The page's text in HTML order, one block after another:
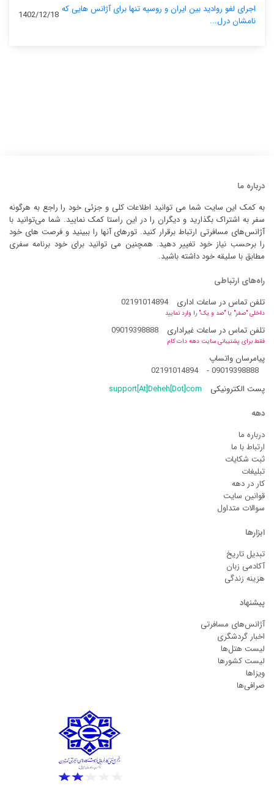
اجرای لغو روادید بین ایران و روسیه تنها برای آژانس‌ هایی که
نامشان درل...
1402/12/18
درباره ما
به کمک این سایت شما می توانید اطلاعات کلی و جزئی خود را راجع به هرگونه
سفر به اشتراک بگذارید و دیگران را در این راستا کمک نمایید. شما می‌توانید با
آژانس‌های مسافرتی ارتباط برقرار کنید. تورهای آنها را ببینید و فرصت های خود
را برحسب نیاز خود تغییر دهید. همچنین می توانید برای خود برنامه سفری
مطابق با سلیقه خود داشته باشید.
راه‌های ارتباطی
تلفن تماس در ساعات اداری
02191014894
داخلی "صفر" یا "صد و یک" را وارد نمایید
تلفن تماس در ساعات غیراداری 09019398888
فقط برای پشتیبانی سایت دهه دات کام
پیامرسان واتساپ
09019398888
-
02191014894
پست الکترونیکی
support[At]Deheh[Dot]com
دهه
درباره ما
ارتباط با ما
ثبت شکایات
تبلیغات
کار در دهه
قوانین سایت
سوالات متداول
ابزارها
تبدیل تاریخ
آکادمی زبان
هزینه زندگی
پیشنهاد
آژانس‌های مسافرتی
اخبار گردشگری
لیست هتل‌ها
لیست کشورها
ویزاها
صرافی‌ها